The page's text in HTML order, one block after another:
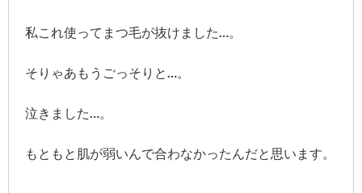
私これ使ってまつ毛が抜けました…。
そりゃあもうごっそりと…。
泣きました…。
もともと肌が弱いんで合わなかったんだと思います。